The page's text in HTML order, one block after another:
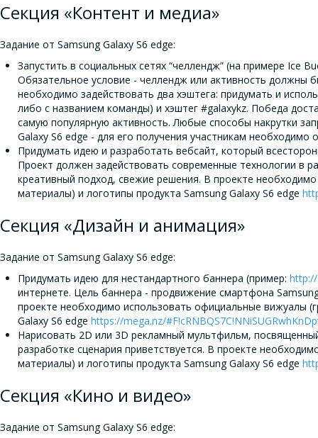
Секция «Контент и медиа»
Задание от Samsung Galaxy S6 edge:
Запустить в социальных сетях “челлендж” (на примере Ice
Обязательное условие - челлендж или активность должны
необходимо задействовать два хэштега: придумать и
либо с названием команды) и хэштег #galaxykz. Победа
самую популярную активность. Любые способы накрутки
Galaxy S6 edge - для его получения участникам необходимо
Придумать идею и разработать вебсайт, который
Проект должен задействовать современные технологии в
креативный подход, свежие решения. В проекте
материалы) и логотипы продукта Samsung Galaxy S6 edge
Секция «Дизайн и анимация»
Задание от Samsung Galaxy S6 edge:
Придумать идею для нестандартного баннера (пример:
интернете. Цель баннера - продвижение смартфона
проекте необходимо использовать официальные вижуалы
Galaxy S6 edge https://mega.nz/
Нарисовать 2D или 3D рекламный мультфильм,
разработке сценария приветствуется. В проекте
материалы) и логотипы продукта Samsung Galaxy S6 edge
Секция «Кино и видео»
Задание от Samsung Galaxy S6 edge: